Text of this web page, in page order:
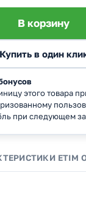
этого товара
при следующем
ETIM